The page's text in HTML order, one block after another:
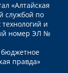
«Алтайская
службой по
и
номер ЭЛ №
бюджетное
правда»